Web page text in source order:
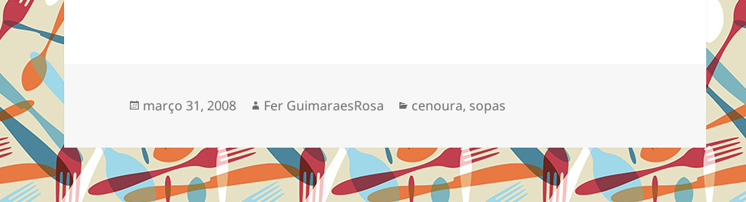
Publicado
março 31, 2008 Autor
Fer GuimaraesRosa Categorias
cenoura, sopas